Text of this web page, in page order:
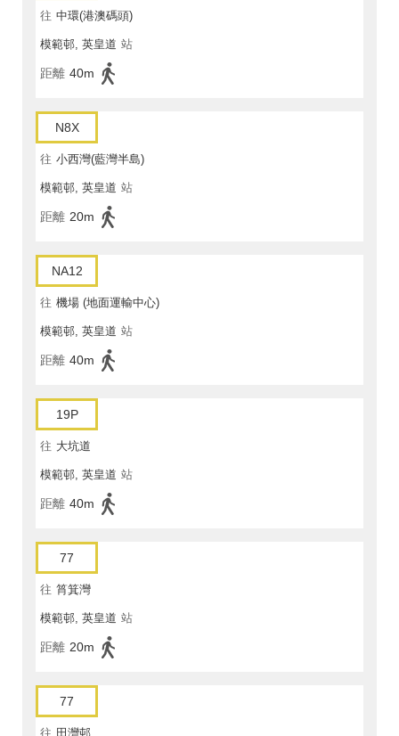
往 中環(港澳碼頭)
模範邨, 英皇道 站
距離 40m
N8X
往 小西灣(藍灣半島)
模範邨, 英皇道 站
距離 20m
NA12
往 機場 (地面運輸中心)
模範邨, 英皇道 站
距離 40m
19P
往 大坑道
模範邨, 英皇道 站
距離 40m
77
往 筲箕灣
模範邨, 英皇道 站
距離 20m
77
往 田灣邨